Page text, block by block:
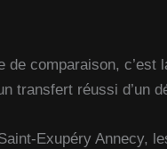
comparaison, c’est
transfert réussi d’un
Exupéry Annecy,